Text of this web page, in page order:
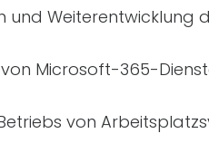
und Weiterentwicklung
Microsoft-365-
von